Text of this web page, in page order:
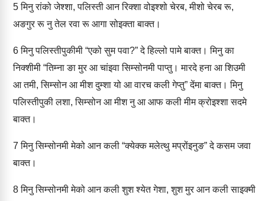
5मिनु रांको जेश्‍शा, पलिस्‍ती आन रिक्‍शा वोइश्‍शो चेरब, मीशो चेरब रू,
अङगुर रू नु तेल रवा रू आगा सोइक्‍ता बाक्‍त।
6मिनु पलिस्‍तीपुकीमी “एको सुम पवा?” दे हिल्‍लो पामे बाक्‍त। मिनु का
निक्‍शीमी “तिम्‍ना ङा मुर आ चांइवा सिम्‍सोनमी पाप्‍तु। मारदे हना आ शिउमी
आ तमी, सिम्‍सोन आ मीश दुम्‍शा यो आ वारच कली गेप्‍तु” देंमा बाक्‍त। मिनु
पलिस्‍तीपुकी लशा, सिम्‍सोन आ मीश नु आ आफ कली मीम क्रोइश्‍शा सद‍मे
बाक्‍त।
7 मिनु सिम्‍सोनमी मेको आन कली “क्‍येक्‍क मलेत्‍थु मप्रोंइनुङ” दे कसम जवा
बाक्‍त।
8मिनु सिम्‍सोनमी मेको आन कली शुश श्‍येत गेशा, शुश मुर आन कली साइक्‍मी